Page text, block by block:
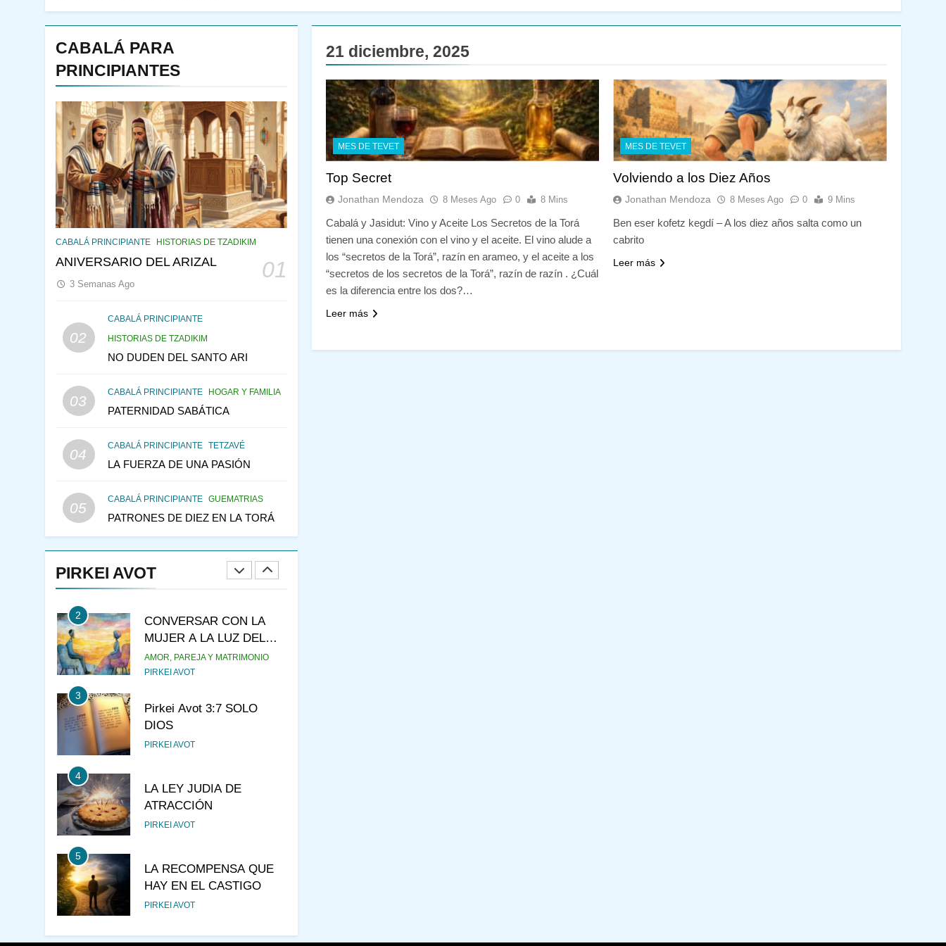
CABALÁ PARA
PRINCIPIANTES
CABALÁ PRINCIPIANTE HISTORIAS DE TZADIKIM
ANIVERSARIO DEL ARIZAL 01
3 Semanas Ago
02
CABALÁ PRINCIPIANTE
HISTORIAS DE TZADIKIM
NO DUDEN DEL SANTO ARI
03
CABALÁ PRINCIPIANTE HOGAR Y FAMILIA
PATERNIDAD SABÁTICA
04
CABALÁ PRINCIPIANTE TETZAVÉ
LA FUERZA DE UNA PASIÓN
05
CABALÁ PRINCIPIANTE GUEMATRIAS
PATRONES DE DIEZ EN LA TORÁ
PIRKEI AVOT
144
¿QUIÉN ES SABIO? EL
QUE VE LO QUE VA A
PENSAMIENTO JUDÍO
CONSEJO DE LOS
PADRES
PENSAMIENTO JUDÍO
DEL TEMPLO Y LA
ALEGRÍA EN MEDIO DE
MES DE MENAJEM AV
147
VEAMOS ¿POR QUÉ
DE LAS MUJERES
PENSAMIENTO JUDÍO
1
CURSOS
2
CONVERSAR CON LA
MUJER A LA LUZ DEL
JUDAÍSMO
AMOR, PAREJA Y MATRIMONIO
PIRKEI AVOT
3
Pirkei Avot 3:7 SOLO
DIOS
PIRKEI AVOT
4
LA LEY JUDIA DE
ATRACCIÓN
PIRKEI AVOT
5
LA RECOMPENSA QUE
HAY EN EL CASTIGO
PIRKEI AVOT
6
21 diciembre, 2025
MES DE TEVET
Top Secret
Jonathan Mendoza 8 Meses Ago 0 8 Mins
Cabalá y Jasidut: Vino y Aceite Los Secretos de la Torá
tienen una conexión con el vino y el aceite. El vino alude a
los “secretos de la Torá”, razín en arameo, y el aceite a los
“secretos de los secretos de la Torá”, razín de razín . ¿Cuál
es la diferencia entre los dos?…
Leer más
MES DE TEVET
Volviendo a los Diez Años
Jonathan Mendoza 8 Meses Ago 0 9 Mins
Ben eser kofetz kegdí – A los diez años salta como un
cabrito
Leer más